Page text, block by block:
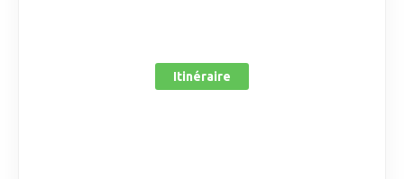
Itinéraire